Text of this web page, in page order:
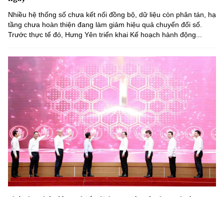
Nhiều hệ thống số chưa kết nối đồng bộ, dữ liệu còn phân tán, hạ
tầng chưa hoàn thiện đang làm giảm hiệu quả chuyển đổi số.
Trước thực tế đó, Hưng Yên triển khai Kế hoạch hành động...